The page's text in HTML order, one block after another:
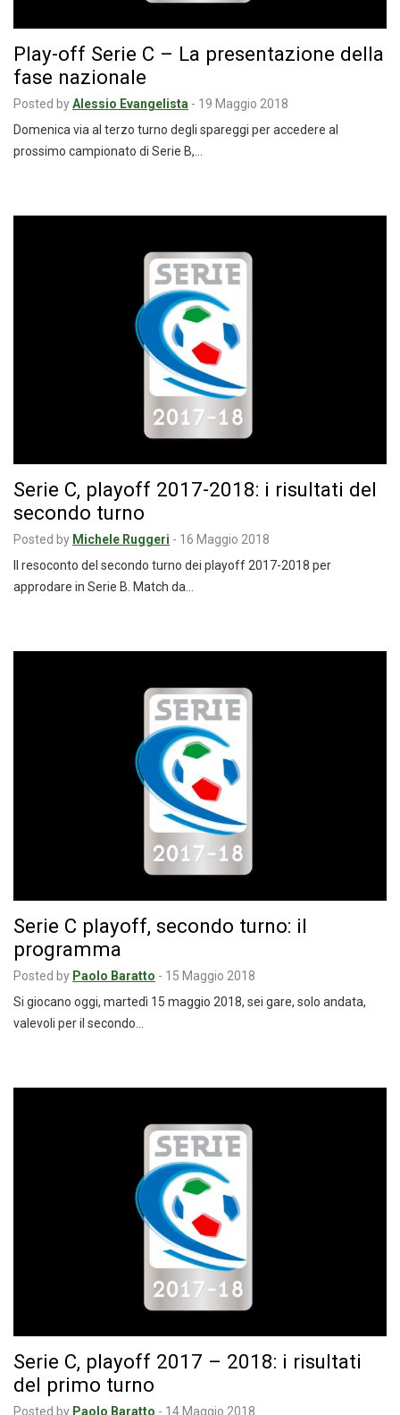
Play-off Serie C – La presentazione della
fase nazionale
Posted byAlessio Evangelista - 19 Maggio 2018
Domenica via al terzo turno degli spareggi per accedere al
prossimo campionato di Serie B,…
Serie C, playoff 2017-2018: i risultati del
secondo turno
Posted by Michele Ruggeri - 16 Maggio 2018
Il resoconto del secondo turno dei playoff 2017-2018 per
approdare in Serie B. Match da…
Serie C playoff, secondo turno: il
programma
Posted by Paolo Baratto - 15 Maggio 2018
Si giocano oggi, martedì 15 maggio 2018, sei gare, solo andata,
valevoli per il secondo…
Serie C, playoff 2017 – 2018: i risultati
del primo turno
Posted by Paolo Baratto - 14 Maggio 2018